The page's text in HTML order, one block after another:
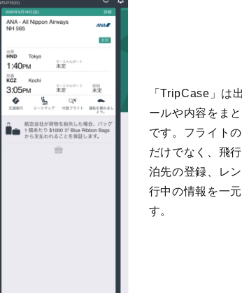
「TripCase」は
ールや内容をま
です。フライト
だけでなく、飛
泊先の登録、レ
行中の情報を一
す。